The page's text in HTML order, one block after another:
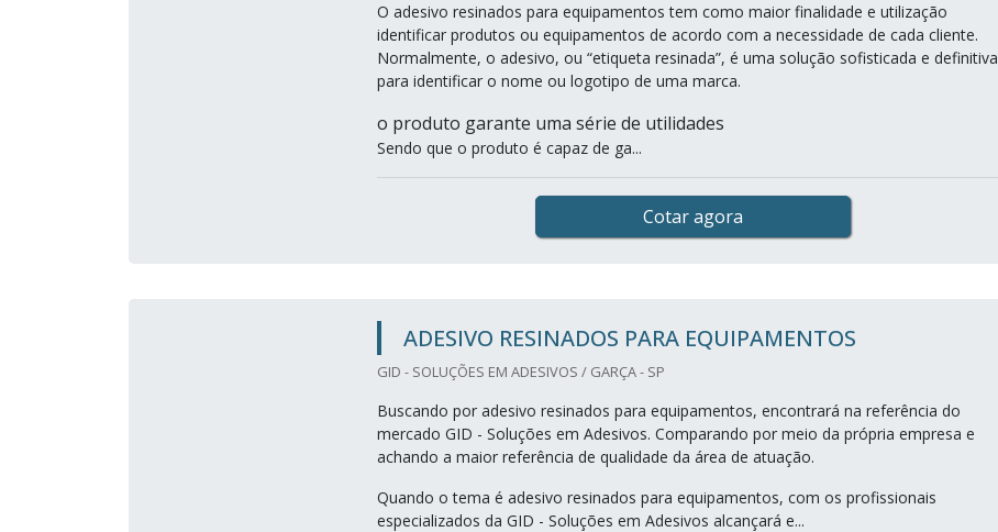
O adesivo resinados para equipamentos tem como maior finalidade e utilização
identificar produtos ou equipamentos de acordo com a necessidade de cada cliente.
Normalmente, o adesivo, ou “etiqueta resinada”, é uma solução sofisticada e definitiva
para identificar o nome ou logotipo de uma marca.
o produto garante uma série de utilidades
Sendo que o produto é capaz de ga...
Cotar agora
ADESIVO RESINADOS PARA EQUIPAMENTOS
GID - SOLUÇÕES EM ADESIVOS / GARÇA - SP
Buscando por adesivo resinados para equipamentos, encontrará na referência do
mercado GID - Soluções em Adesivos. Comparando por meio da própria empresa e
achando a maior referência de qualidade da área de atuação.
Quando o tema é adesivo resinados para equipamentos, com os profissionais
especializados da GID - Soluções em Adesivos alcançará e...